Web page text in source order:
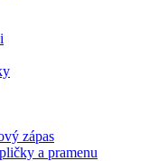
zápas
a pramenu